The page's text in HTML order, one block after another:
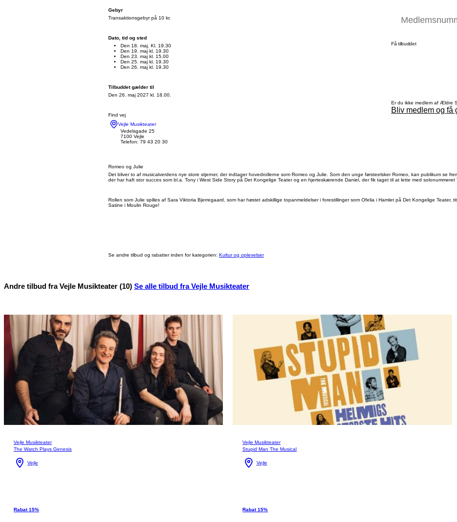
Gebyr
Transaktionsgebyr på 10 kr.
Dato, tid og sted
Den 18. maj. Kl. 19.30
Den 19. maj kl. 19.30
Den 23. maj kl. 15.00
Den 25. maj kl. 19.30
Den 26. maj kl. 19.30
Tilbuddet gælder til
Den 26. maj 2027 kl. 18.00.
Find vej
Vejle Musikteater
Vedelsgade 25
7100 Vejle
Telefon: 79 43 20 30
Romeo og Julie
Det bliver to af musicalverdens nye store stjerner, der indtager hovedrollerne som Romeo og Julie. Som den unge førsteelsker Romeo, kan publikum se
der har haft stor succes som bl.a. Tony i West Side Story på Det Kongelige Teater og en hjerteskærende Daniel, der fik taget til at lette med solonummeret
Rollen som Julie spilles af Sara Viktoria Bjerregaard, som har høstet adskillige topanmeldelser i forestillinger som Ofelia i Hamlet på Det Kongelige Teater,
Satine i Moulin Rouge!
Få tilbuddet
Er du ikke medlem af Ældre
Bliv medlem og få
Se andre tilbud og rabatter inden for kategorien: Kultur og oplevelser
Andre tilbud fra Vejle Musikteater (10) Se alle tilbud fra Vejle Musikteater
Vejle Musikteater
The Watch Plays Genesis
Vejle
Rabat 15%
Vejle Musikteater
Stupid Man The Musical
Vejle
Rabat 15%